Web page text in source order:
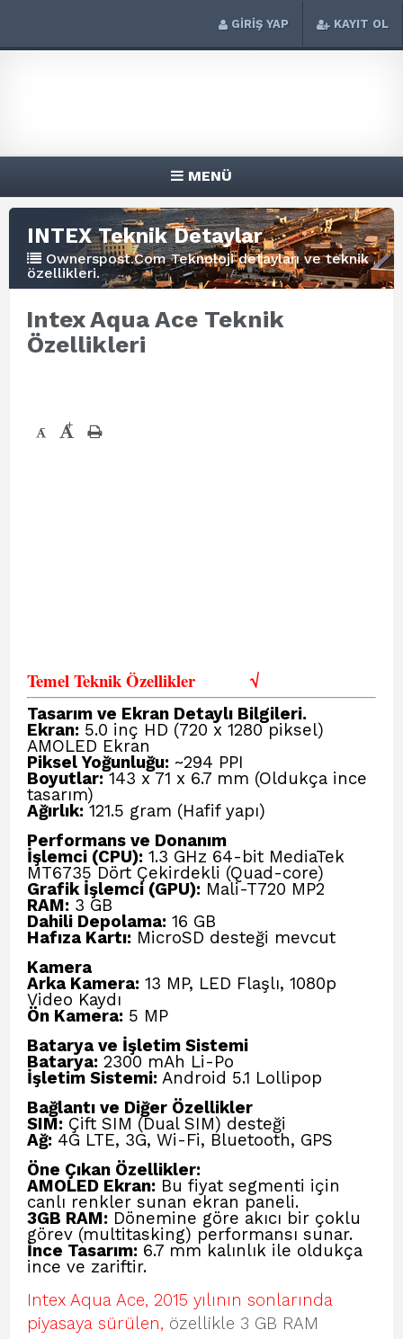
GİRİŞ YAP KAYIT OL
MENÜ
INTEX Teknik Detaylar
Ownerspost.Com Teknoloji detayları ve teknik
özellikleri.
Intex Aqua Ace Teknik
Özellikleri
- +
Temel Teknik Özellikler√
Tasarım ve Ekran Detaylı Bilgileri.
Ekran: 5.0 inç HD (720 x 1280 piksel)
AMOLED Ekran
Piksel Yoğunluğu: ~294 PPI
Boyutlar: 143 x 71 x 6.7 mm (Oldukça ince
tasarım)
Ağırlık: 121.5 gram (Hafif yapı)
Performans ve Donanım
İşlemci (CPU): 1.3 GHz 64-bit MediaTek
MT6735 Dört Çekirdekli (Quad-core)
Grafik İşlemci (GPU): Mali-T720 MP2
RAM: 3 GB
Dahili Depolama: 16 GB
Hafıza Kartı: MicroSD desteği mevcut
Kamera
Arka Kamera: 13 MP, LED Flaşlı, 1080p
Video Kaydı
Ön Kamera: 5 MP
Batarya ve İşletim Sistemi
Batarya: 2300 mAh Li-Po
İşletim Sistemi: Android 5.1 Lollipop
Bağlantı ve Diğer Özellikler
SIM: Çift SIM (Dual SIM) desteği
Ağ: 4G LTE, 3G, Wi-Fi, Bluetooth, GPS
Öne Çıkan Özellikler:
AMOLED Ekran: Bu fiyat segmenti için
canlı renkler sunan ekran paneli.
3GB RAM: Dönemine göre akıcı bir çoklu
görev (multitasking) performansı sunar.
İnce Tasarım: 6.7 mm kalınlık ile oldukça
ince ve zariftir.
Intex Aqua Ace, 2015 yılının sonlarında
piyasaya sürülen, özellikle 3 GB RAM